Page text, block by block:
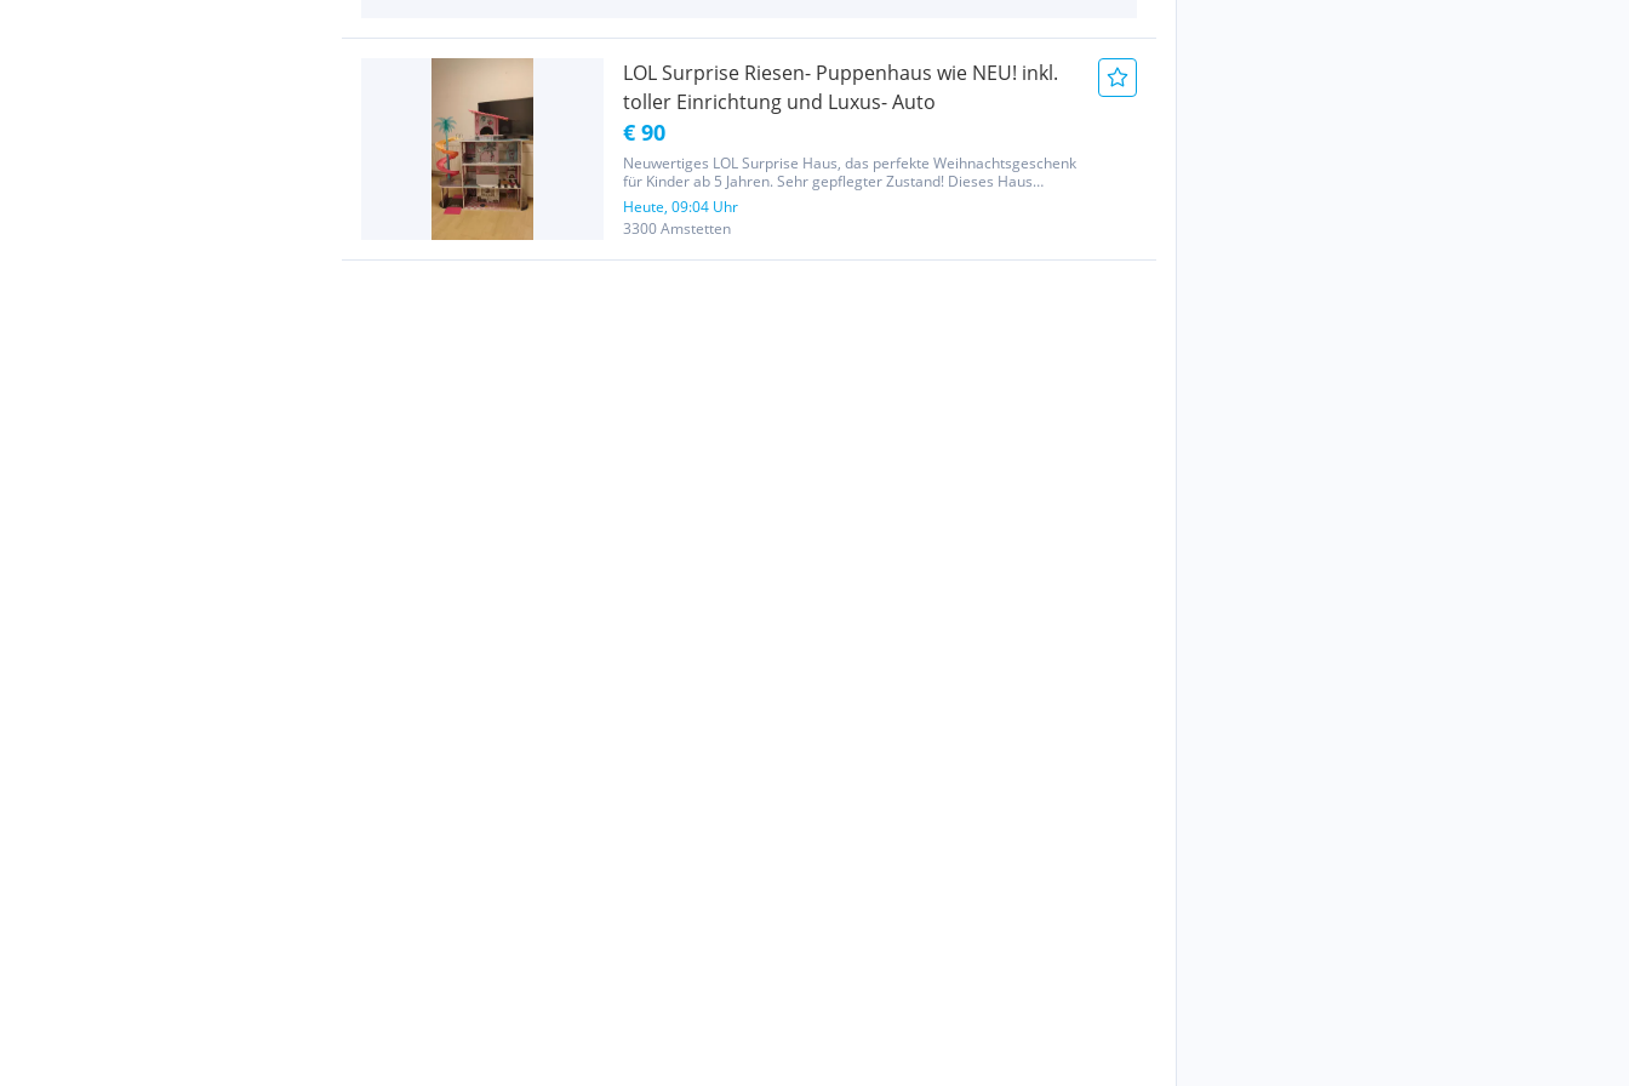
LOL Surprise Riesen- Puppenhaus wie NEU! inkl.
toller Einrichtung und Luxus- Auto
€ 90
Neuwertiges LOL Surprise Haus, das perfekte Weihnachtsgeschenk
für Kinder ab 5 Jahren. Sehr gepflegter Zustand! Dieses Haus
besteht aus 4 Etagen mit Aufzug, Grillplatz, Wasserrutsche, Garage,
vielen verschiedenen Zimmern. Mit Drehscheiben wandelbar. Es...
Heute, 09:04 Uhr
3300 Amstetten